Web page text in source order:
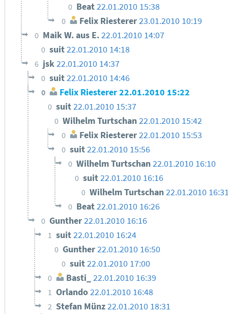
0 Beat22.01.2010 15:38
0 Felix Riesterer23.01.2010 10:19
0 Maik W. aus E.22.01.2010 14:07
0 suit22.01.2010 14:18
6 jsk22.01.2010 14:37
0 suit22.01.2010 14:46
0 Felix Riesterer22.01.2010 15:22
0 suit22.01.2010 15:37
0 Wilhelm Turtschan22.01.2010 15:42
0 Felix Riesterer22.01.2010 15:53
0 suit22.01.2010 15:56
0 Wilhelm Turtschan22.01.2010 16:10
0 suit22.01.2010 16:16
0 Wilhelm Turtschan22.01.2010
0 Beat22.01.2010 16:26
0 Gunther22.01.2010 16:16
1 suit22.01.2010 16:24
0 Gunther22.01.2010 16:50
0 suit22.01.2010 17:00
0 Basti_ 22.01.2010 16:39
1 Orlando22.01.2010 16:48
2 Stefan Münz22.01.2010 18:31